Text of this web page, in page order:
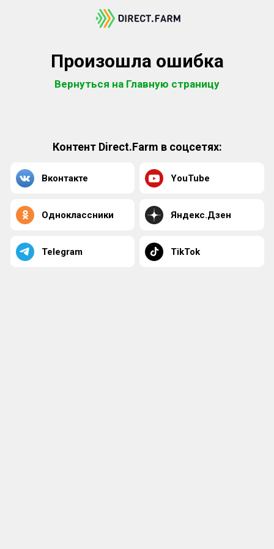
Произошла ошибка
Вернуться на Главную страницу
Контент Direct.Farm в соцсетях:
Вконтакте YouTube
Одноклассники Яндекс.Дзен
Telegram TikTok